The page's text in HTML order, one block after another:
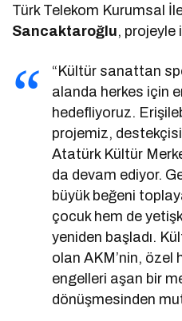
Türk Telekom Kurumsal
Sancaktaroğlu, projeyle
“Kültür sanattan
alanda herkes için
hedefliyoruz.
projemiz,
Atatürk Kültür
da devam ediyor.
büyük beğeni
çocuk hem de
yeniden başladı.
olan AKM’nin, özel
engelleri aşan bir
dönüşmesinden